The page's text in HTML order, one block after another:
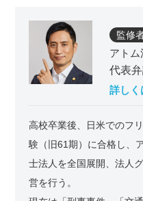
監修
アト
代表
詳しく
高校卒業後、日米でのフ
験（旧61期）に合格し、
士法人を全国展開、法人
営を行う。